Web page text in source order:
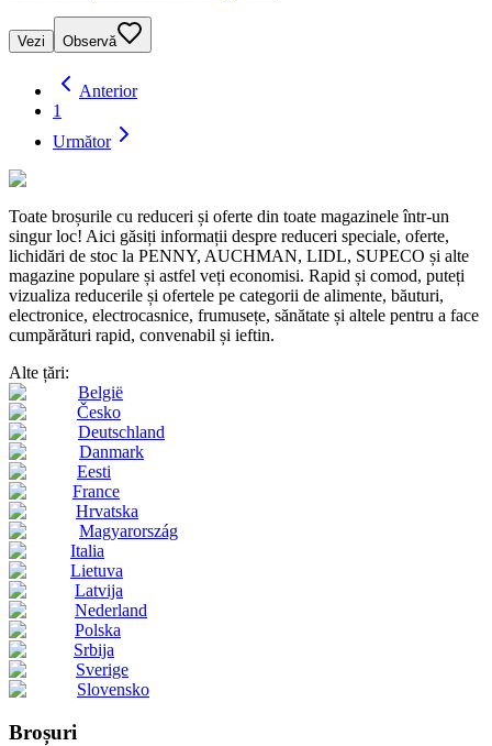
Vezi Observă
Anterior
1
Următor
Toate broșurile cu reduceri și oferte din toate magazinele într-un
singur loc! Aici găsiți informații despre reduceri speciale, oferte,
lichidări de stoc la PENNY, AUCHMAN, LIDL, SUPECO și alte
magazine populare și astfel veți economisi. Rapid și comod, puteți
vizualiza reducerile și ofertele pe categorii de alimente, băuturi,
electronice, electrocasnice, frumusețe, sănătate și altele pentru a face
cumpărături rapid, convenabil și ieftin.
Alte țări:
België
Česko
Deutschland
Danmark
Eesti
France
Hrvatska
Magyarország
Italia
Lietuva
Latvija
Nederland
Polska
Srbija
Sverige
Slovensko
Broșuri